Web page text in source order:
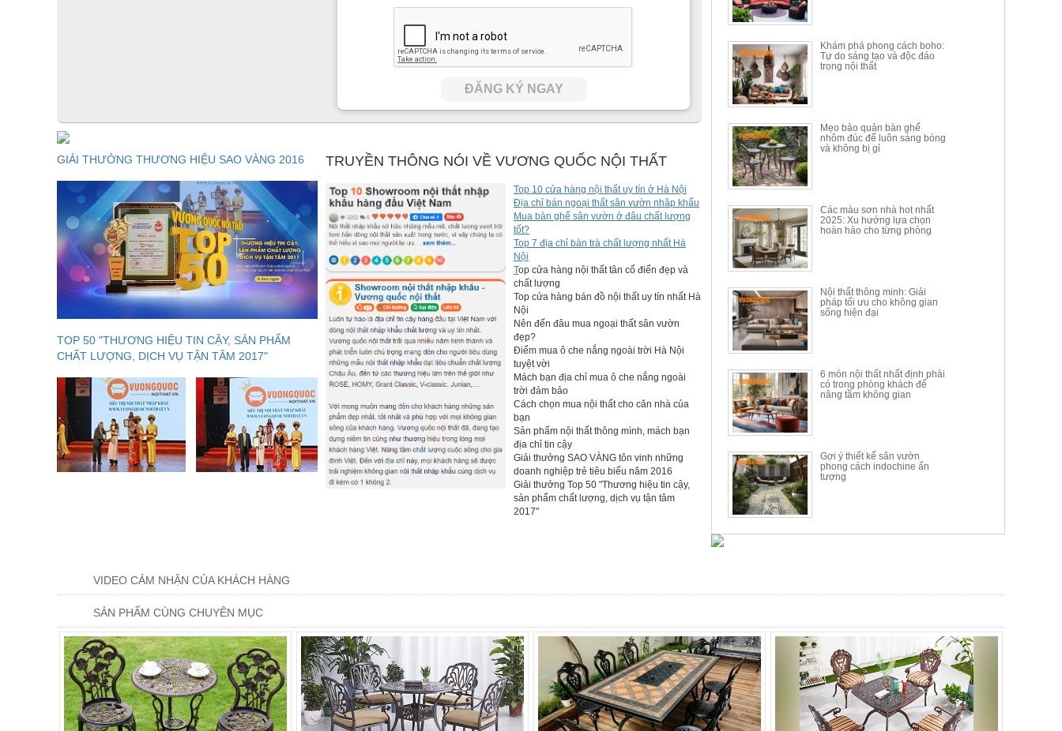
ĐĂNG KÝ NGAY
GIẢI THƯỞNG THƯƠNG HIỆU SAO VÀNG 2016
TOP 50 "THƯƠNG HIỆU TIN CẬY, SẢN PHẨM
CHẤT LƯỢNG, DỊCH VỤ TẬN TÂM 2017"
TRUYỀN THÔNG NÓI VỀ VƯƠNG QUỐC NỘI THẤT
Top 10 cửa hàng nội thất uy tín ở Hà Nội
Địa chỉ bán ngoại thất sân vườn nhâp khẩu
Mua bàn ghế sân vườn ở đâu chất lượng
tốt?
Top 7 địa chỉ bàn trà chất lượng nhất Hà
Nội
Top cửa hàng nội thất tân cổ điển đẹp và
chất lượng
Top cửa hàng bán đồ nội thất uy tín nhất Hà
Nội
Nên đến đâu mua ngoại thất sân vườn
đẹp?
Điểm mua ô che nắng ngoài trời Hà Nội
tuyệt vời
Mách bạn địa chỉ mua ô che nắng ngoài
trời đảm bảo
Cách chọn mua nội thất cho căn nhà của
bạn
Sản phẩm nội thất thông mình, mách bạn
địa chỉ tin cậy
Giải thưởng SAO VÀNG tôn vinh những
doanh nghiệp trẻ tiêu biểu năm 2016
Giải thưởng Top 50 "Thương hiệu tin cậy,
sản phẩm chất lượng, dịch vụ tận tâm
2017"
17.617.500đ
34.100.000đ
BÀN GHẾ TRANG ĐIỂM
THÔNG MINH HIỆN ĐẠI
TÍCH HỢP SẠC...
Mã sp: HH.BTD08
6.510.000đ
BỘ BÀN ĂN ĐẢO MẶT ĐÁ
PHIẾN AK3699
Khám phá phong cách boho:
Tự do sáng tạo và độc đáo
trong nội thất
Mẹo bảo quản bàn ghế
nhôm đúc để luôn sáng bóng
và không bị gỉ
Các màu sơn nhà hot nhất
2025: Xu hướng lựa chọn
hoàn hảo cho từng phòng
Nội thất thông minh: Giải
pháp tối ưu cho không gian
sống hiện đại
6 món nội thất nhất định phải
có trong phòng khách để
nâng tầm không gian
Gợi ý thiết kế sân vườn
phong cách indochine ấn
tượng
VIDEO CẢM NHẬN CỦA KHÁCH HÀNG
SẢN PHẨM CÙNG CHUYÊN MỤC